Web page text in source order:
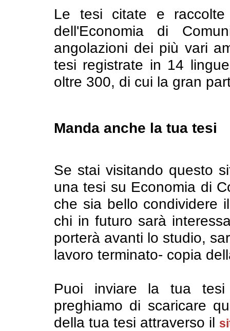
Le tesi citate e
dell'Economia di
angolazioni dei più vari
tesi registrate in 14
oltre 300, di cui la gran
Manda anche la tua tesi
Se stai visitando questo
una tesi su Economia di
che sia bello condividere
chi in futuro sarà
porterà avanti lo studio,
lavoro terminato- copia
Puoi inviare la tua tesi
preghiamo di scaricare
della tua tesi attraverso il